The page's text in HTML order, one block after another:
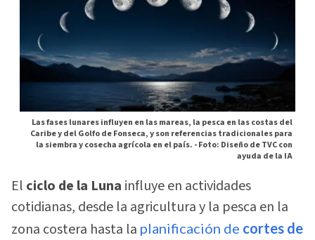
Las fases lunares influyen en las mareas, la pesca en las costas del
Caribe y del Golfo de Fonseca, y son referencias tradicionales para
la siembra y cosecha agrícola en el país. -Foto: Diseño de TVC con
ayuda de la IA
El ciclo de la Luna influye en actividades
cotidianas, desde la agricultura y la pesca en la
zona costera hasta la planificación de cortes de